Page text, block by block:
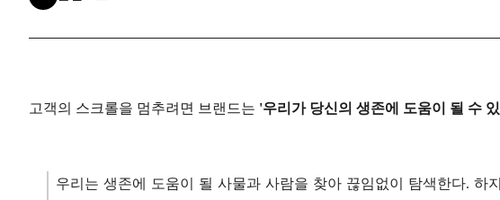
고객의 스크롤을 멈추려면 브랜드는 '우리가 당신의 생존에 도움이 될 수
우리는 생존에 도움이 될 사물과 사람을 찾아 끊임없이 탐색한다. 하